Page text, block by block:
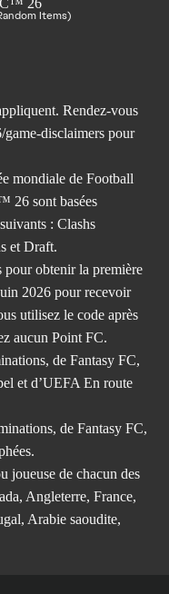
Items)
Rendez-vous
game-disclaimers pour
mondiale de Football
26 sont basées
: Clashs
et Draft.
pour obtenir la première
2026 pour recevoir
utilisez le code après
aucun Point FC.
de Fantasy FC,
et d’UEFA En route
de Fantasy FC,
joueuse de chacun des
Angleterre, France,
Arabie saoudite,